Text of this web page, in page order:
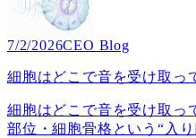
7/2/2026CEO Blog
細胞はどこで音を受け取っ
細胞はどこで音を受け取
部位・細胞骨格という“入